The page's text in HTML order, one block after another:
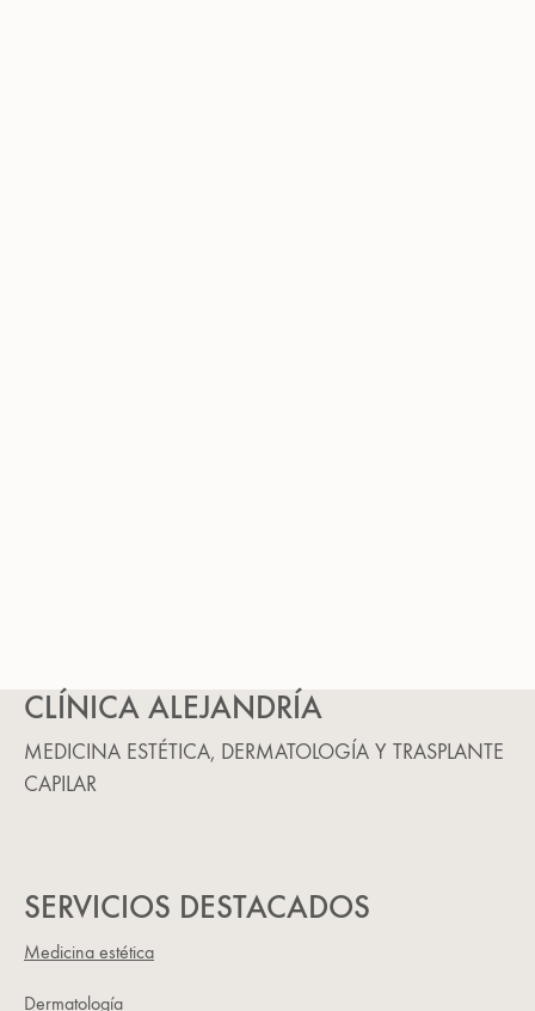
CLÍNICA ALEJANDRÍA
MEDICINA ESTÉTICA, DERMATOLOGÍA Y TRASPLANTE
CAPILAR
SERVICIOS DESTACADOS
Medicina estética
Dermatología